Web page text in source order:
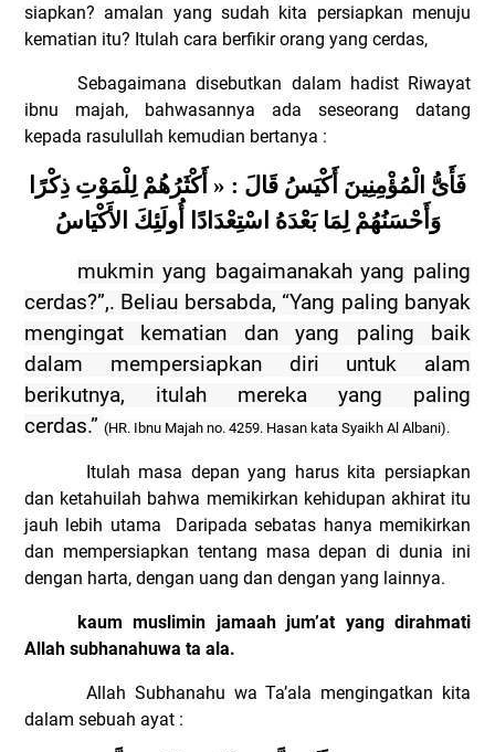
siapkan? amalan yang sudah kita persiapkan menuju
kematian itu? Itulah cara berfikir orang yang cerdas,
Sebagaimana disebutkan dalam hadist Riwayat
ibnu majah, bahwasannya ada seseorang datang
kepada rasulullah kemudian bertanya :
فَأَىُّ الْمُؤْمِنِينَ أَكْيَسُ قَالَ : « أَكْثَرُهُمْ لِلْمَوْتِ ذِكْرًا
وَأَحْسَنُهُمْ لِمَا بَعْدَهُ اسْتِعْدَادًا أُولَئِكَ الأَكْيَاسُ
mukmin yang bagaimanakah yang paling
cerdas?”,. Beliau bersabda, “Yang paling banyak
mengingat kematian dan yang paling baik
dalam mempersiapkan diri untuk alam
berikutnya, itulah mereka yang paling
cerdas.” (HR. Ibnu Majah no. 4259. Hasan kata Syaikh Al Albani).
Itulah masa depan yang harus kita persiapkan
dan ketahuilah bahwa memikirkan kehidupan akhirat itu
jauh lebih utama
Daripada sebatas hanya memikirkan
dan mempersiapkan tentang masa depan di dunia ini
dengan harta, dengan uang dan dengan yang lainnya.
kaum muslimin jamaah jum’at yang dirahmati
Allah subhanahuwa ta ala.
Allah Subhanahu wa Ta’ala mengingatkan kita
dalam sebuah ayat :